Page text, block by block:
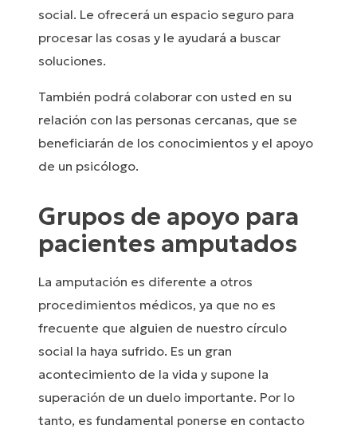
social. Le ofrecerá un espacio seguro para
procesar las cosas y le ayudará a buscar
soluciones.
También podrá colaborar con usted en su
relación con las personas cercanas, que se
beneficiarán de los conocimientos y el apoyo
de un psicólogo.
Grupos de apoyo para
pacientes amputados
La amputación es diferente a otros
procedimientos médicos, ya que no es
frecuente que alguien de nuestro círculo
social la haya sufrido. Es un gran
acontecimiento de la vida y supone la
superación de un duelo importante. Por lo
tanto, es fundamental ponerse en contacto